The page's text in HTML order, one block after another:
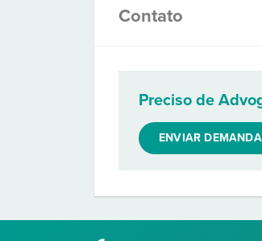
Contato
Preciso de
ENVIAR DEMANDA